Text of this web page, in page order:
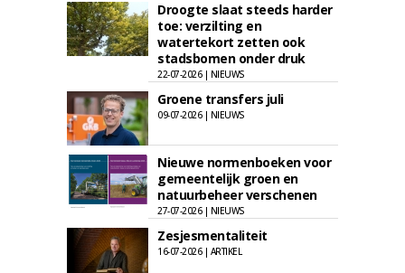
Droogte slaat steeds harder
toe: verzilting en
watertekort zetten ook
stadsbomen onder druk
22-07-2026 | NIEUWS
Groene transfers juli
09-07-2026 | NIEUWS
Nieuwe normenboeken voor
gemeentelijk groen en
natuurbeheer verschenen
27-07-2026 | NIEUWS
Zesjesmentaliteit
16-07-2026 | ARTIKEL